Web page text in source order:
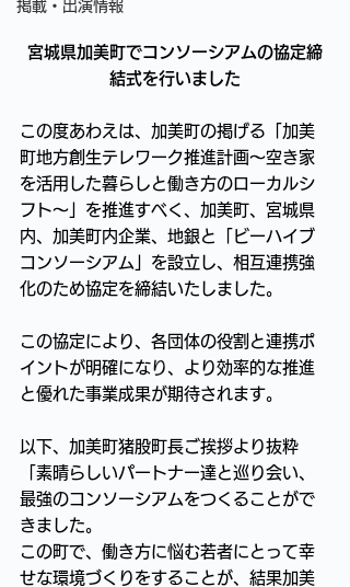
掲載・出演情報
宮城県加美町でコンソーシアムの協定締
結式を行いました
この度あわえは、加美町の掲げる「加美
町地方創生テレワーク推進計画〜空き家
を活用した暮らしと働き方のローカルシ
フト〜」を推進すべく、加美町、宮城県
内、加美町内企業、地銀と「ビーハイブ
コンソーシアム」を設立し、相互連携強
化のため協定を締結いたしました。
この協定により、各団体の役割と連携ポ
イントが明確になり、より効率的な推進
と優れた事業成果が期待されます。
以下、加美町猪股町長ご挨拶より抜粋
「素晴らしいパートナー達と巡り会い、
最強のコンソーシアムをつくることがで
きました。
この町で、働き方に悩む若者にとって幸
せな環境づくりをすることが、結果加美